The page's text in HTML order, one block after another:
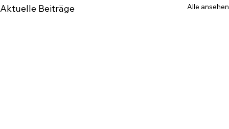
Aktuelle Beiträge Alle ansehen